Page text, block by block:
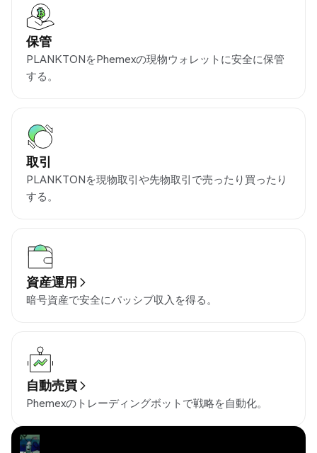
保管
PLANKTONをPhemexの現物ウォレットに安全に保管
する。
取引
PLANKTONを現物取引や先物取引で売ったり買ったり
する。
資産運用
暗号資産で安全にパッシブ収入を得る。
自動売買
Phemexのトレーディングボットで戦略を自動化。